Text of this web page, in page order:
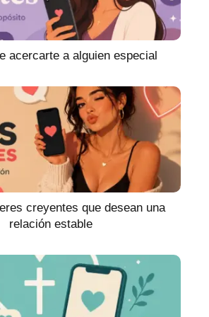
acercarte a alguien especial
creyentes que desean una
relación estable